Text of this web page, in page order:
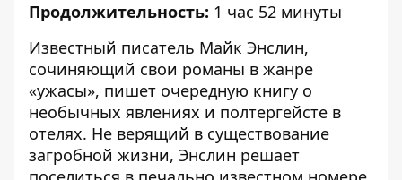
Продолжительность: 1 час 52 минуты
Известный писатель Майк Энслин,
сочиняющий свои романы в жанре
«ужасы», пишет очередную книгу о
необычных явлениях и полтергейсте в
отелях. Не верящий в существование
загробной жизни, Энслин решает